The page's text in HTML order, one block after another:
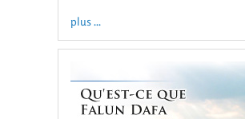
plus ...